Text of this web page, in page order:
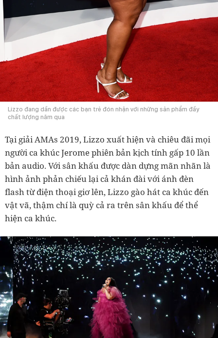
Lizzo đang dần được các bạn trẻ đón nhận với những sản phẩm đầy
chất lượng năm qua
Tại giải AMAs 2019, Lizzo xuất hiện và chiêu đãi mọi
người ca khúc Jerome phiên bản kịch tính gấp 10 lần
bản audio. Với sân khấu được dàn dựng mãn nhãn là
hình ảnh phản chiếu lại cả khán đài với ánh đèn
flash từ điện thoại giơ lên, Lizzo gào hát ca khúc đến
vật vã, thậm chí là quỳ cả ra trên sân khấu để thể
hiện ca khúc.